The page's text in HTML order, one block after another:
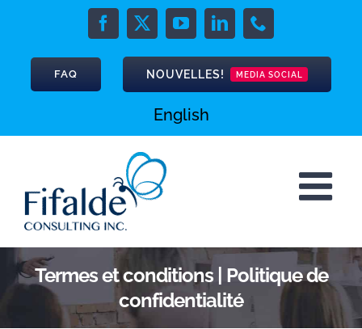
Facebook
X YouTubeLinkedInPhone
FAQ NOUVELLES! MEDIA SOCIAL
English
Termes et conditions | Politique de
confidentialité